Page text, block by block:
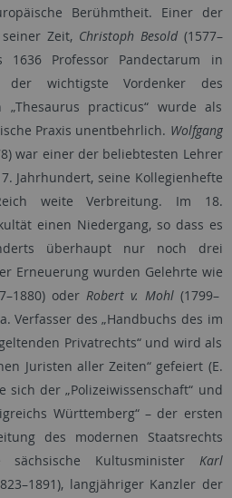
Berühmtheit. Einer der
Zeit, Christoph Besold(1577–
Professor Pandectarum in
wichtigste Vordenker des
„Thesaurus practicus“ wurde als
Praxis unentbehrlich. Wolfgang
war einer der beliebtesten Lehrer
Jahrhundert, seine Kollegienhefte
weite Verbreitung. Im 18.
einen Niedergang, so dass es
überhaupt nur noch drei
Erneuerung wurden Gelehrte wie
oderRobert v. Mohl (1799–
Verfasser des „Handbuchs des im
Privatrechts“ und wird als
Juristen aller Zeiten“ gefeiert (E.
sich der „Polizeiwissenschaft“ und
Württemberg“ – der ersten
des modernen Staatsrechts
Kultusminister Karl
langjähriger Kanzler der